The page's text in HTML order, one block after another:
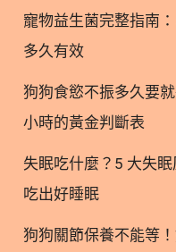
學研究，制定寵物食
其產品包裝上標示符
礎宣傳。不過，這並
進行檢驗或背書。 2.
寵物益生菌完整指南
多久有效
狗狗食慾不振多久要
小時的黃金判斷表
失眠吃什麼？5 大失
吃出好睡眠
狗狗關節保養不能等